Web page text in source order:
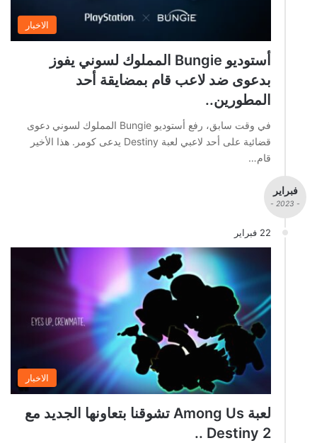
الاخبار
أستوديو Bungie المملوك لسوني يفوز
بدعوى ضد لاعب قام بمضايقة أحد
المطورين..
في وقت سابق، رفع أستوديو Bungie المملوك لسوني دعوى
قضائية على أحد لاعبي لعبة Destiny يدعى كومر. هذا الأخير
قام…
فبراير
- 2023 -
22 فبراير
الاخبار
لعبة Among Us تشوقنا بتعاونها الجديد مع
Destiny 2 ..